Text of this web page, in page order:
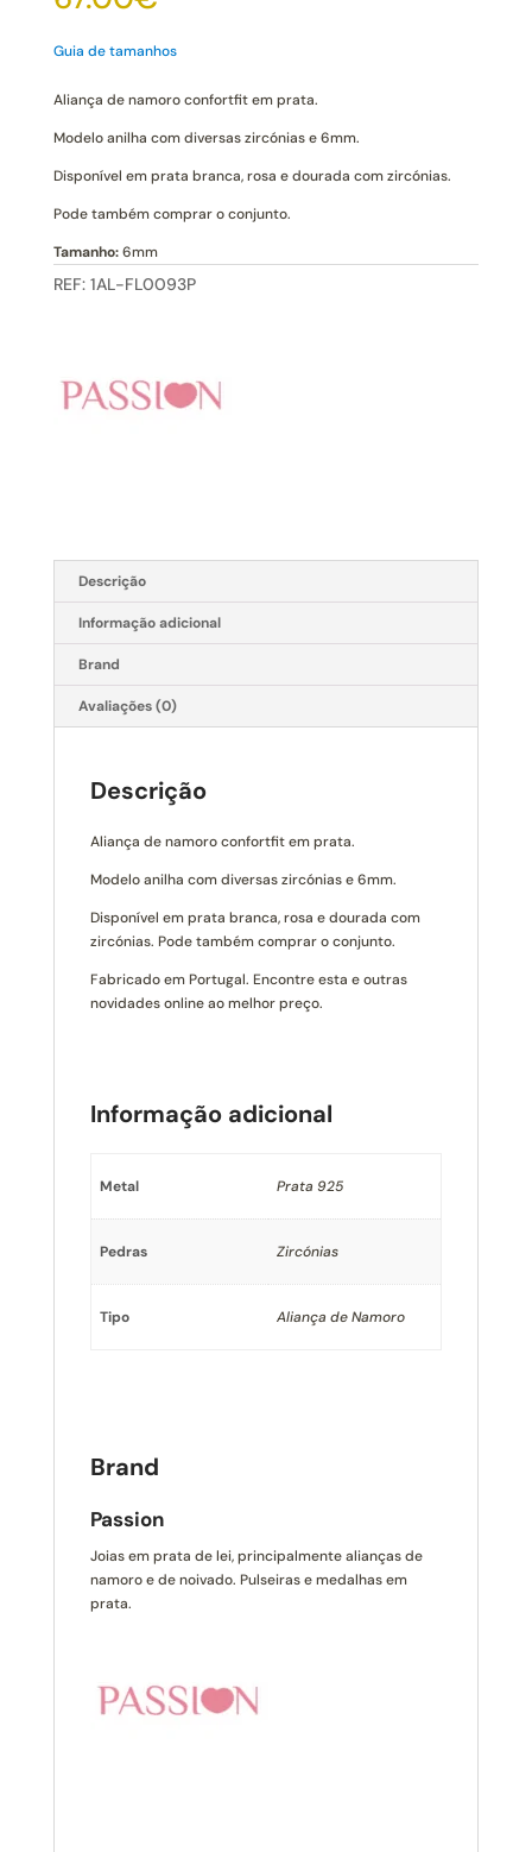
6mm
Zircónias
Guia de tamanhos
Aliança de namoro confortfit em prata.
Modelo anilha com diversas zircónias e 6mm.
Disponível em prata branca, rosa e dourada com zircónias.
Pode também comprar o conjunto.
Tamanho:6mm
REF: 1AL-FL0093P
Descrição
Informação adicional
Brand
Avaliações (0)
Descrição
Aliança de namoro confortfit em prata.
Modelo anilha com diversas zircónias e 6mm.
Disponível em prata branca, rosa e dourada com
zircónias. Pode também comprar o conjunto.
Fabricado em Portugal. Encontre esta e outras
novidades online ao melhor preço.
Informação adicional
Metal Prata 925
Pedras Zircónias
Tipo Aliança de Namoro
Brand
Passion
Joias em prata de lei, principalmente alianças de
namoro e de noivado. Pulseiras e medalhas em
prata.